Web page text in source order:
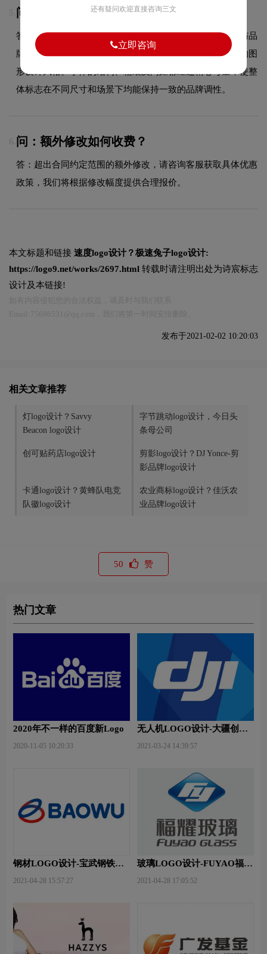
5. 问：速度logo使用的是什么字体？
答：速度品牌标志采用的是时尚斜体字标设计，字体造型与品
牌形象高度契合，在确保良好阅读性的同时，彰显了品牌的图
形设计风格。字体的结构、粗细及间距都经过精心考量，使整
体标志在不同尺寸和场景下均能保持一致的品牌调性。
6. 问：额外修改如何收费？
答：超出合同约定范围的额外修改，请咨询客服获取具体优惠
政策，我们将根据修改幅度提供合理报价。
本文标题和链接 速度logo设计？极速兔子logo设计:
https://logo9.net/works/2697.html 转载时请注明出处为诗宸标志
设计及本链接!
发布于2021-02-02 10:20:03
相关文章推荐
灯logo设计？Savvy
Beacon logo设计
字节跳动logo设计，今日头
条母公司
创可贴药店logo设计
剪影logo设计？DJ Yonce-剪
影品牌logo设计
卡通logo设计？黄蜂队电竞
队徽logo设计
农业商标logo设计？佳沃农
业品牌logo设计
50 赞
热门文章
2020年不一样的百度新Logo
2020-11-05 10:20:33
无人机LOGO设计-大疆创新
2021-03-24 14:39:57
钢材LOGO设计-宝武钢铁品
2021-04-28 15:57:27
玻璃LOGO设计-FUYAO福耀
2021-04-28 17:05:52
还有疑问欢迎直接咨询三文
立即咨询